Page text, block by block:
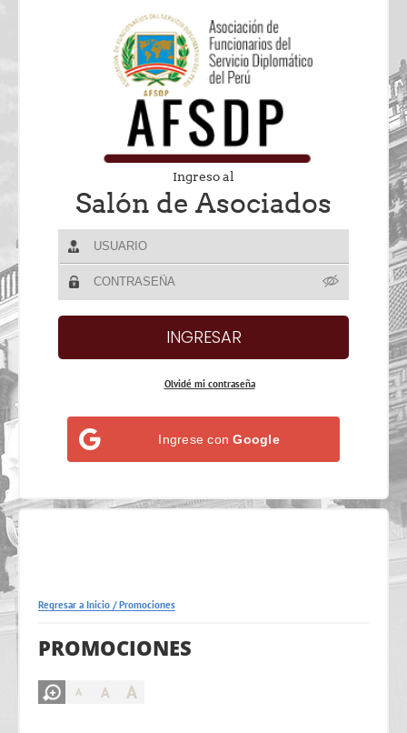
Ingreso al
Salón de Asociados
Olvidé mi contraseña
Ingrese conGoogle
Regresar a Inicio /Promociones
PROMOCIONES
A A A